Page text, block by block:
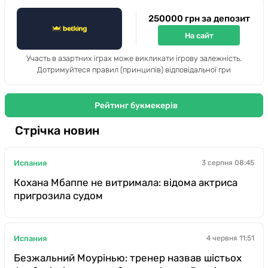
250000 грн за депозит
На сайт
Участь в азартних іграх може викликати ігрову залежність.
Дотримуйтеся правил (принципів) відповідальної гри
Рейтинг букмекерів
Стрічка новин
Испания 3 серпня 08:45
Кохана Мбаппе не витримала: відома актриса
пригрозила судом
Испания 4 червня 11:51
Безжальний Моурінью: тренер назвав шістьох